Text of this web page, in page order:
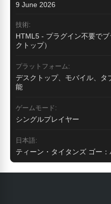
9 June 2026
技術:
HTML5 - プラグイン不要で
クトップ）
プラットフォーム:
デスクトップ、モバイル、タ
能
ゲームモード:
シングルプレイヤー
日本語:
ティーン・タイタンズ ゴー